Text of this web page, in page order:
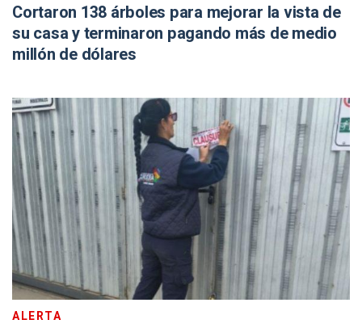
Cortaron 138 árboles para mejorar la vista de
su casa y terminaron pagando más de medio
millón de dólares
ALERTA